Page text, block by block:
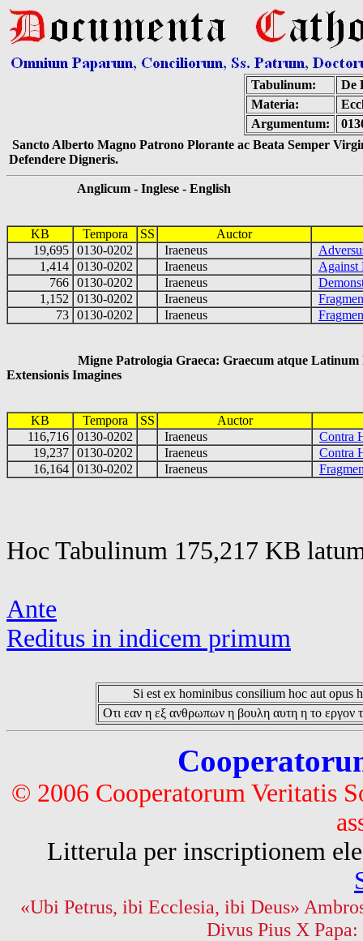
Tabulinum:
De
Materia:
Argumentum:
Sancto Alberto Magno Patrono Plorante ac Beata Semper
Defendere Digneris.
Anglicum - Inglese - English
KB Tempora SS
Auctor
19,695 0130-0202 Iraeneus
1,414 0130-0202 Iraeneus
Against
766 0130-0202 Iraeneus
1,152
0130-0202 Iraeneus
73 0130-0202 Iraeneus
Migne Patrologia Graeca: Graecum atque Latinum
Extensionis Imagines
KB Tempora SS
Auctor
116,716 0130-0202 Iraeneus
Contra
19,237 0130-0202 Iraeneus
Contra
16,164 0130-0202 Iraeneus
Hoc Tabulinum 175,217 KB
Ante
Reditus in indicem primum
Si est ex hominibus consilium hoc aut opus
Οτι εαν η εξ ανθρωπων η βουλη αυτη η το εργον
© 2006 Cooperatorum Veritatis
Litterula per inscriptionem
«Ubi Petrus, ibi Ecclesia, ibi Deus»
Divus Pius X Papa: